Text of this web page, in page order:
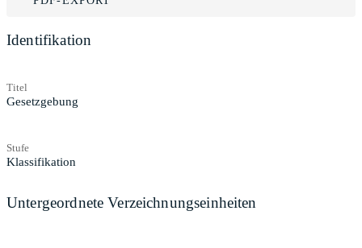
Identifikation
Titel
Gesetzgebung
Stufe
Klassifikation
Untergeordnete Verzeichnungseinheiten